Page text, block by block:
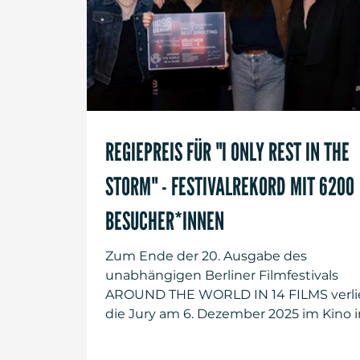
REGIEPREIS FÜR "I ONLY REST IN THE
STORM" - FESTIVALREKORD MIT 6200
BESUCHER*INNEN
Zum Ende der 20. Ausgabe des
unabhängigen Berliner Filmfestivals
AROUND THE WORLD IN 14 FILMS
die Jury am 6. Dezember 2025 im Kino